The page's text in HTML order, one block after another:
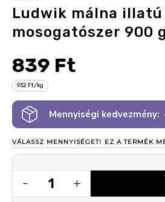
Ludwik málna illatú
mosogatószer 900 g
839 Ft
932 Ft/kg
Mennyiségi kedvezmény:
VÁLASSZ MENNYISÉGET! EZ A TERMÉK
- 1 +